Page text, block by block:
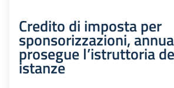
Credito di imposta per
sponsorizzazioni,
prosegue l’istruttoria
istanze